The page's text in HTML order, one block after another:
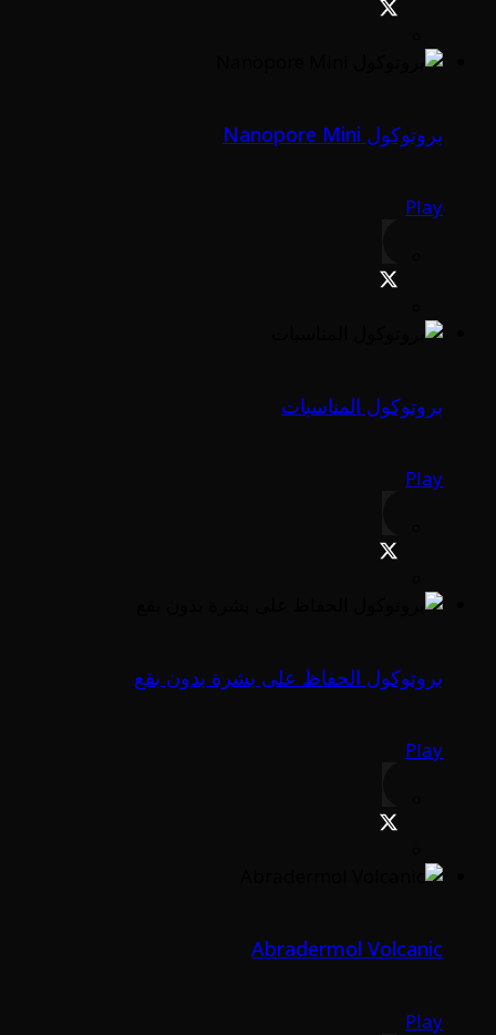
بروتوكول Nanopore Mini
Play
بروتوكول المناسبات
Play
بروتوكول الحفاظ على بشرة بدون بقع
Play
Abradermol Volcanic
Play